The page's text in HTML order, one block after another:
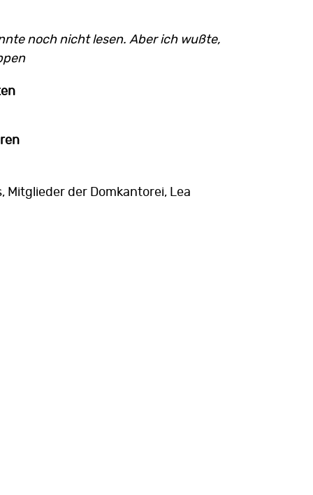
noch nicht lesen. Aber ich wußte,
Mitglieder der Domkantorei, Lea